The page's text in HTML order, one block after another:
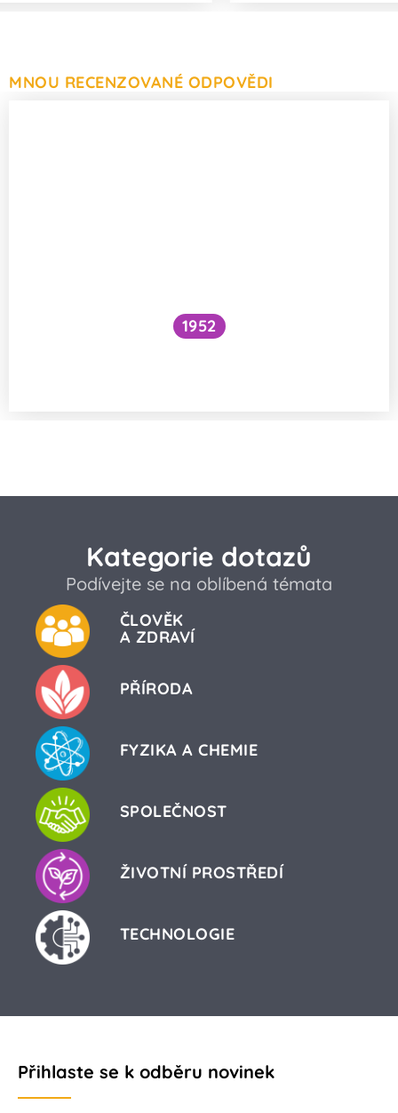
MNOU RECENZOVANÉ ODPOVĚDI
1952
Kategorie dotazů
Podívejte se na oblíbená témata
ČLOVĚK
A ZDRAVÍ
PŘÍRODA
FYZIKA A CHEMIE
SPOLEČNOST
ŽIVOTNÍ PROSTŘEDÍ
TECHNOLOGIE
Přihlaste se k odběru novinek